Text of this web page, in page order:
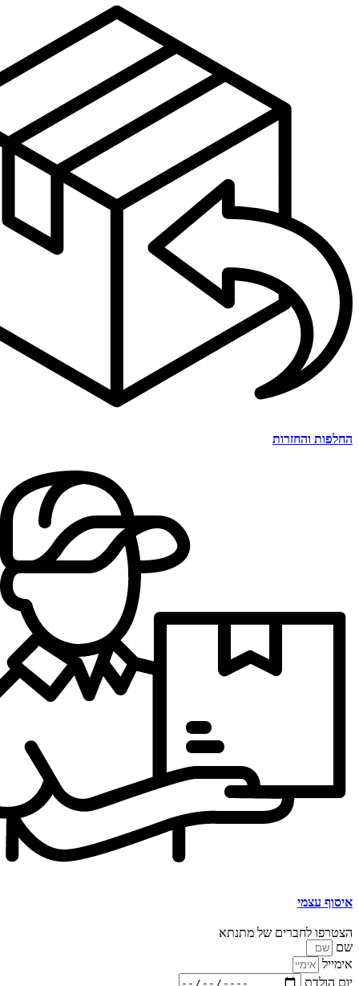
החלפות והחזרות
איסוף עצמי
הצטרפו לחברים של מתנתא
שם
אימייל
יום הולדת